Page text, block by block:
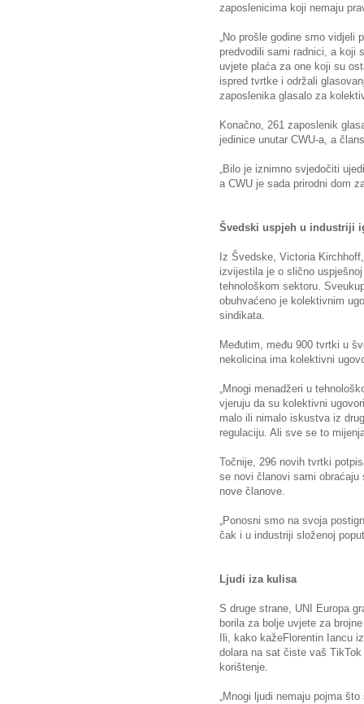
zaposlenicima koji nemaju
„No prošle godine smo vidjeli
predvodili sami radnici, a koji
uvjete plaća za one koji su
ispred tvrtke i održali
zaposlenika glasalo za
Konačno, 261 zaposlenik
jedinice unutar CWU-a, a
„Bilo je iznimno svjedočiti
a CWU je sada prirodni dom
Švedski uspjeh u industriji
Iz Švedske, Victoria
izvijestila je o slično
tehnološkom sektoru.
obuhvaćeno je kolektivnim
sindikata.
Međutim, među 900 tvrtki u
nekolicina ima kolektivni
„Mnogi menadžeri u
vjeruju da su kolektivni
malo ili nimalo iskustva iz
regulaciju. Ali sve se to
Točnije, 296 novih tvrtki
se novi članovi sami
nove članove.
„Ponosni smo na svoja
čak i u industriji složenoj
Ljudi iza kulisa
S druge strane, UNI Europa
borila za bolje uvjete za
Ili, kako kažeFlorentin Iancu
dolara na sat čiste vaš
korištenje.
„Mnogi ljudi nemaju pojma